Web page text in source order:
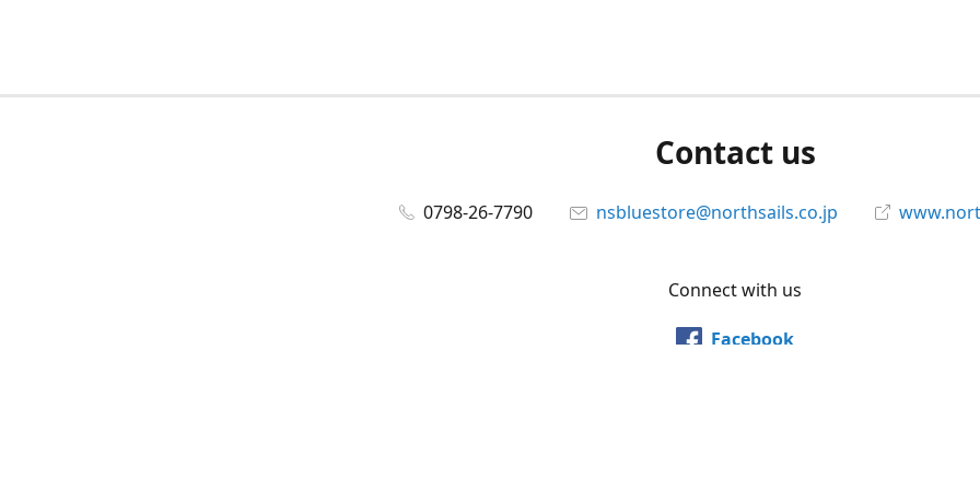
Contact us
0798-26-7790 nsbluestore@northsails.co.jp
Connect with us
Facebook